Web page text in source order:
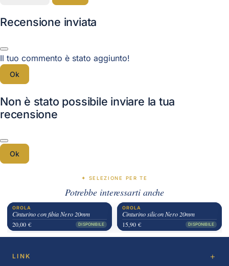
Recensione inviata
Il tuo commento è stato aggiunto!
Ok
Non è stato possibile inviare la tua
recensione
Ok
✦ SELEZIONE PER TE
Potrebbe interessarti anche
OROLA
Cinturino con fibia Nero 20mm
20,00 €
DISPONIBILE
OROLA
Cinturino silicon Nero 20mm
15,90 €
DISPONIBILE
LINK